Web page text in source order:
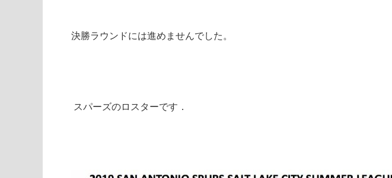
決勝ラウンドには進めませんでした。
スパーズのロスターです．